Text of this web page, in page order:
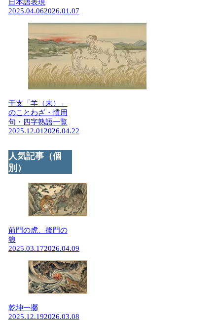
日本語表現
2025.04.062026.01.07
干支「羊（未）」
のことわざ・慣用
句・四字熟語一覧
2025.12.012026.04.22
人気記事（個
別）
前門の虎、後門の
狼
2025.03.172026.04.09
乾坤一擲
2025.12.192026.03.08